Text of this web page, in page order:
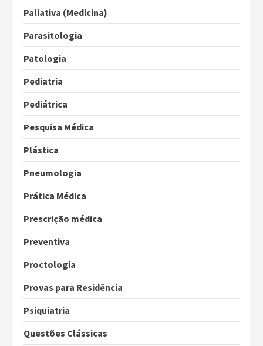
Paliativa (Medicina)
Parasitologia
Patologia
Pediatria
Pediátrica
Pesquisa Médica
Plástica
Pneumologia
Prática Médica
Prescrição médica
Preventiva
Proctologia
Provas para Residência
Psiquiatria
Questões Clássicas